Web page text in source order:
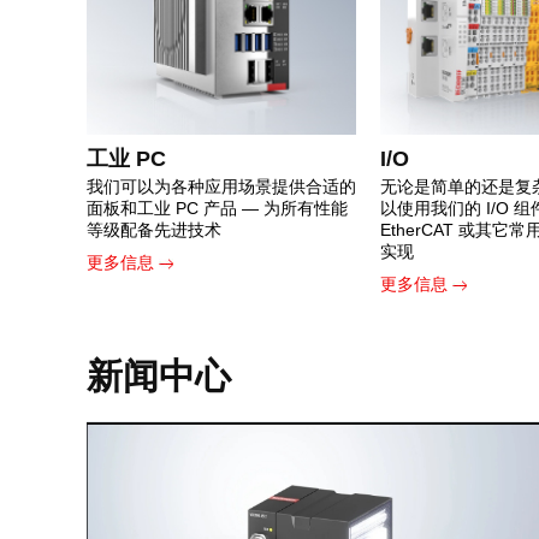
工业 PC
我们可以为各种应用场景提供合适的
面板和工业 PC 产品 — 为所有性能
等级配备先进技术
更多信息
I/O
无论是简单的还是复
以使用我们的 I/O 组
EtherCAT 或其它常
实现
更多信息
新闻中心